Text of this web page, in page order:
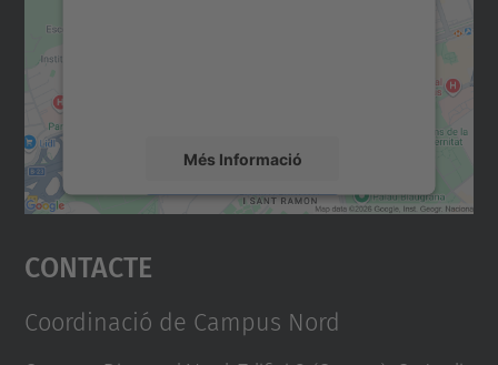
Més Informació
Accepta
powered by
Contacte
Coordinació de Campus Nord